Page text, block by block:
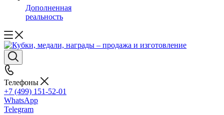
Дополненная
реальность
Телефоны
+7 (499) 151-52-01
WhatsApp
Telegram